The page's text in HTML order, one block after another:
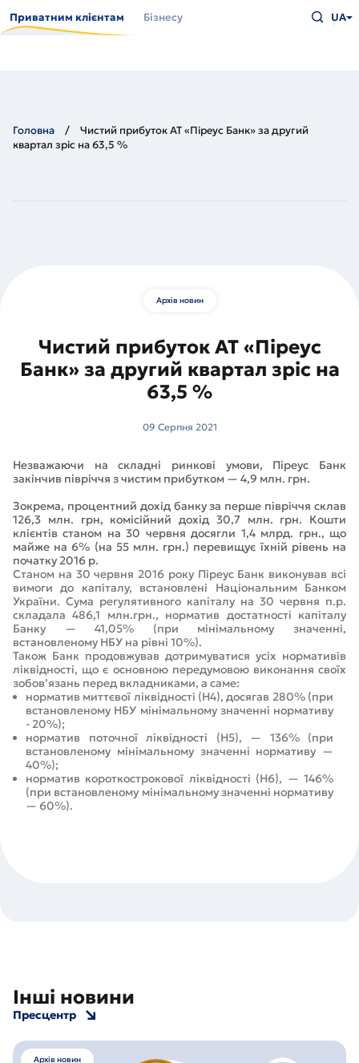
до
основного
Приватним клієнтам Бізнесу
що
UA
Головна
Чистий прибуток АТ «Піреус Банк» за другий
квартал зріс на 63,5 %
Архів новин
Чистий прибуток АТ «Піреус
Банк» за другий квартал зріс на
63,5 %
09 Серпня 2021
Незважаючи на складні ринкові умови, Піреус Банк
закінчив півріччя з чистим прибутком — 4,9 млн. грн.
Зокрема, процентний дохід банку за перше півріччя склав
126,3 млн. грн, комісійний дохід 30,7 млн. грн. Кошти
клієнтів станом на 30 червня досягли 1,4 млрд. грн., що
майже на 6% (на 55 млн. грн.) перевищує їхній рівень на
початку 2016 р.
Станом на 30 червня 2016 року Піреус Банк виконував всі
вимоги до капіталу, встановлені Національним Банком
України. Сума регулятивного капіталу на 30 червня п.р.
складала 486,1 млн.грн., норматив достатності капіталу
Банку — 41,05% (при мінімальному значенні,
встановленому НБУ на рівні 10%).
Також Банк продовжував дотримуватися усіх нормативів
ліквідності, що є основною передумовою виконання своїх
зобов’язань перед вкладниками, а саме:
норматив миттєвої ліквідності (Н4), досягав 280% (при
встановленому НБУ мінімальному значенні нормативу
- 20%);
норматив поточної ліквідності (Н5), — 136% (при
встановленому мінімальному значенні нормативу —
40%);
норматив короткострокової ліквідності (Н6), — 146%
(при встановленому мінімальному значенні нормативу
— 60%).
Інші новини
Пресцентр
Архів новин